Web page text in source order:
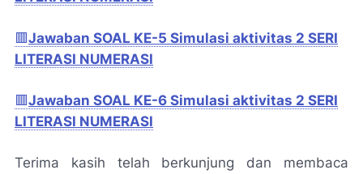
🟥Jawaban SOAL KE-5 Simulasi aktivitas 2 SERI
LITERASI NUMERASI
🟥Jawaban SOAL KE-6 Simulasi aktivitas 2 SERI
LITERASI NUMERASI
Terima kasih telah berkunjung dan membaca